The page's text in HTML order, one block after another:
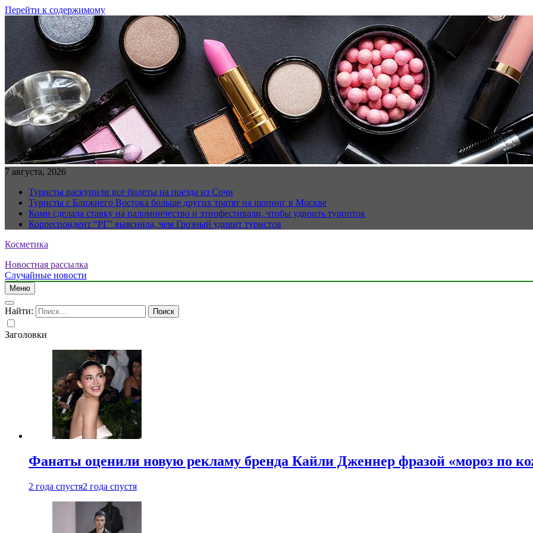
Перейти к содержимому
7 августа, 2026
Туристы раскупили все билеты на поезда из Сочи
Туристы с Ближнего Востока больше других тратят на шопинг в Москве
Коми сделала ставку на паломничество и этнофестивали, чтобы удвоить турпоток
Корреспондент “РГ” выяснила, чем Грозный удивит туристов
Косметика
Новостная рассылка
Случайные новости
Меню
Найти:
Заголовки
Фанаты оценили новую рекламу бренда Кайли Дженнер фразой «мороз по
2 года спустя2 года спустя